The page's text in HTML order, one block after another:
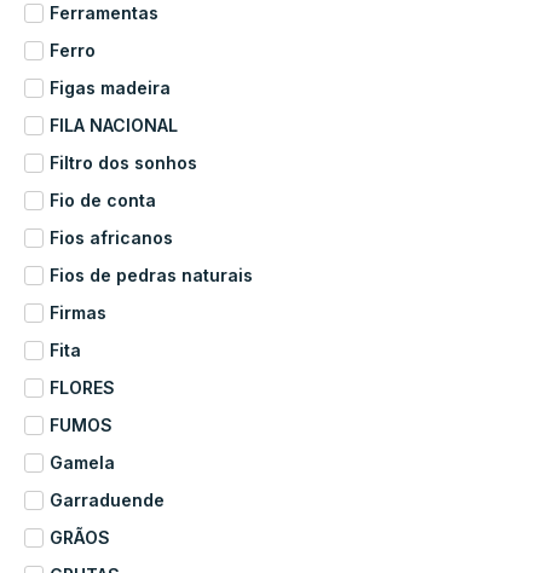
Ferramentas
Ferro
Figas madeira
FILA NACIONAL
Filtro dos sonhos
Fio de conta
Fios africanos
Fios de pedras naturais
Firmas
Fita
FLORES
FUMOS
Gamela
Garraduende
GRÃOS